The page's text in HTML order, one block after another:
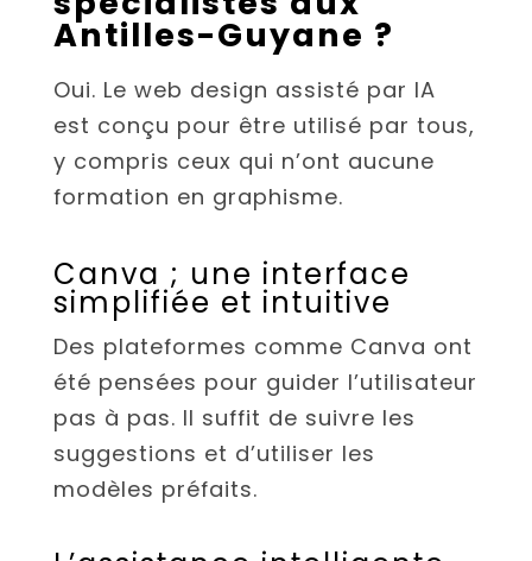
Antilles-Guyane ?
Oui. Le web design assisté par IA
est conçu pour être utilisé par tous,
y compris ceux qui n’ont aucune
formation en graphisme.
Canva ; une interface
simplifiée et intuitive
Des plateformes comme Canva ont
été pensées pour guider l’utilisateur
pas à pas. Il suffit de suivre les
suggestions et d’utiliser les
modèles préfaits.